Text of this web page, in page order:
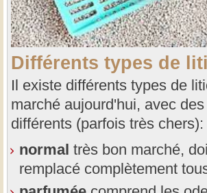
Différents types de
Il existe différents types de
marché aujourd'hui, avec
différents (parfois très chers):
normal très bon marché,
remplacé complètement